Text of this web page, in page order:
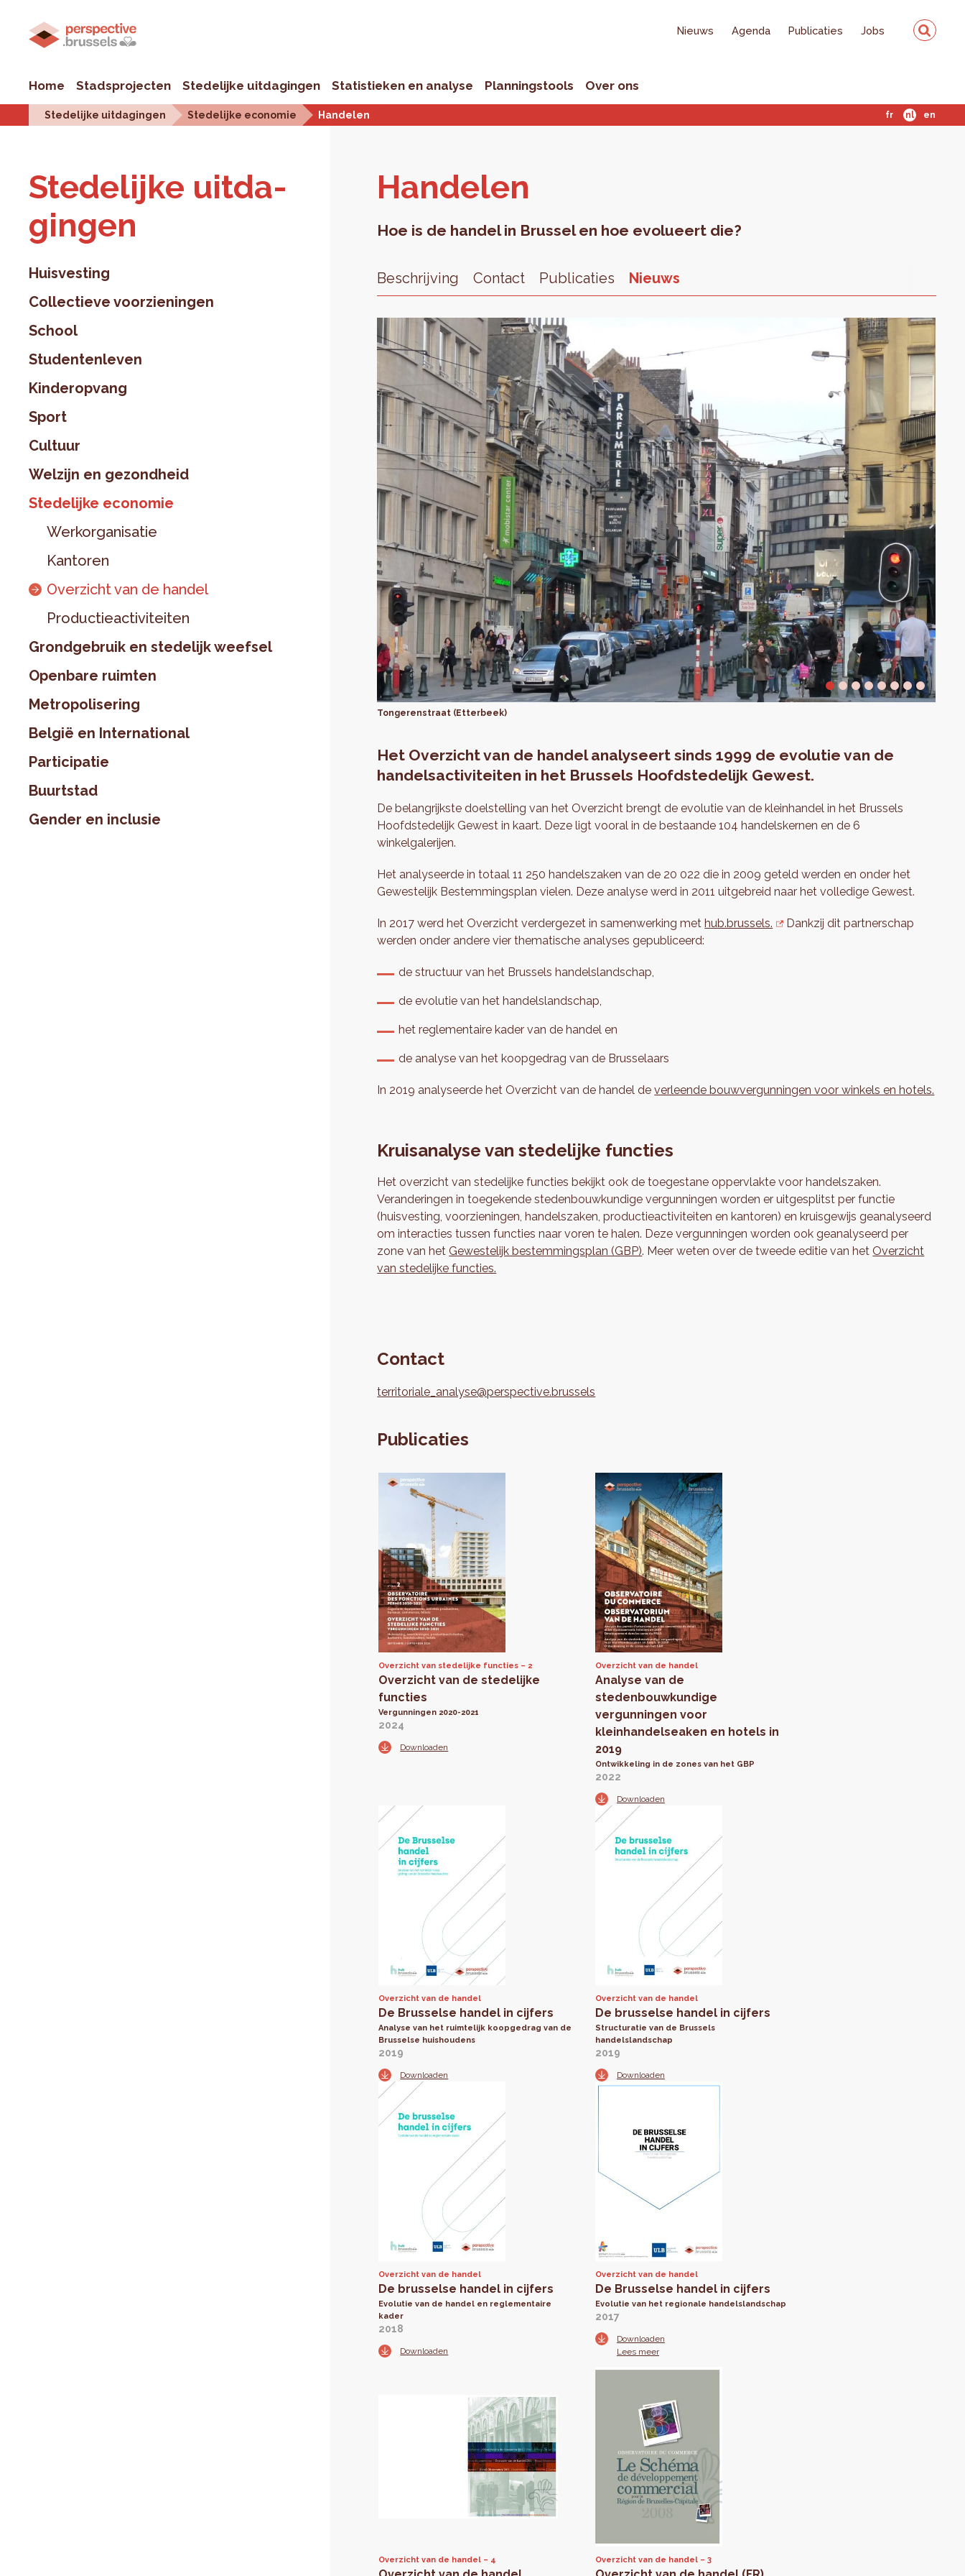
Nieuws Agenda Publicaties Jobs
Home Stadsprojecten Stedelijke uitdagingen Statistieken en analyse Planningstools Over ons
Stedelijke uitdagingen Stedelijke economie Handelen fr nl en
Ste­de­lij­ke uit­da­
gin­gen
Huisvesting
Collectieve voorzieningen
School
Studentenleven
Kinderopvang
Sport
Cultuur
Welzijn en gezondheid
Stedelijke economie
Werkorganisatie
Kantoren
Overzicht van de handel
Productieactiviteiten
Grondgebruik en stedelijk weefsel
Openbare ruimten
Metropolisering
België en International
Participatie
Buurtstad
Gender en inclusie
Han­de­len
Hoe is de handel in Brussel en hoe evolueert die?
Beschrijving Contact Publicaties Nieuws
Tongerenstraat (Etterbeek)
Het Overzicht van de handel analyseert sinds 1999 de evolutie van de
handelsactiviteiten in het Brussels Hoofdstedelijk Gewest.
De belangrijkste doelstelling van het Overzicht brengt de evolutie van de kleinhandel in het Brussels
Hoofdstedelijk Gewest in kaart. Deze ligt vooral in de bestaande 104 handelskernen en de 6
winkelgalerijen.
Het analyseerde in totaal 11 250 handelszaken van de 20 022 die in 2009 geteld werden en onder het
Gewestelijk Bestemmingsplan vielen. Deze analyse werd in 2011 uitgebreid naar het volledige Gewest.
In 2017 werd het Overzicht verdergezet in samenwerking methub.brussels.
Dankzij dit partnerschap
werden onder andere vier thematische analyses gepubliceerd:
de structuur van het Brussels handelslandschap,
de evolutie van het handelslandschap,
het reglementaire kader van de handel en
de analyse van het koopgedrag van de Brusselaars
In 2019 analyseerde het Overzicht van de handel deverleende bouwvergunningen voor winkels en hotels.
Kruisanalyse van stedelijke functies
Het overzicht van stedelijke functies bekijkt ook de toegestane oppervlakte voor handelszaken.
Veranderingen in toegekende stedenbouwkundige vergunningen worden er uitgesplitst per functie
(huisvesting, voorzieningen, handelszaken, productieactiviteiten en kantoren) en kruisgewijs geanalyseerd
om interacties tussen functies naar voren te halen. Deze vergunningen worden ook geanalyseerd per
zone van het Gewestelijk bestemmingsplan (GBP). Meer weten over de tweede editie van het Overzicht
van stedelijke functies.
Contact
territoriale_analyse@perspective.brussels
Publicaties
Overzicht van stedelijke functies 2
Overzicht van de stedelijke
functies
Vergunningen 2020-2021
2024
Downloaden
Overzicht van de handel
Analyse van de
stedenbouwkundige
vergunningen voor
kleinhandelseaken en hotels in
2019
Ontwikkeling in de zones van het GBP
2022
Downloaden
Overzicht van de handel
De Brusselse handel in cijfers
Analyse van het ruimtelijk koopgedrag van de
Brusselse huishoudens
2019
Downloaden
Overzicht van de handel
De brusselse handel in cijfers
Structuratie van de Brussels
handelslandschap
2019
Downloaden
Overzicht van de handel
De brusselse handel in cijfers
Evolutie van de handel en reglementaire
kader
2018
Downloaden
Overzicht van de handel
De Brusselse handel in cijfers
Evolutie van het regionale handelslandschap
2017
Downloaden
Lees meer
Overzicht van de handel 4 Overzicht van de handel 3